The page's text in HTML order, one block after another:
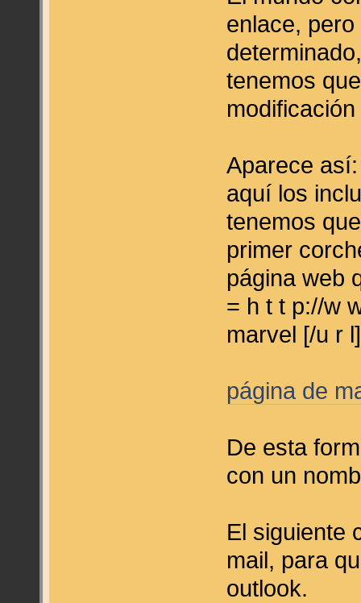
enlace,
tenemos
Aparece
aquí los
tenemos
primer
página web
= h t t p://w
marvel [/u r l]
página de
De esta
con un
El siguiente
mail, para
outlook.